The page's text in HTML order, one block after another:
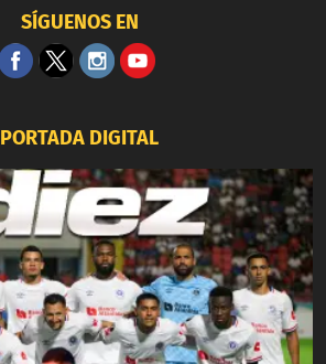
SÍGUENOS EN
PORTADA DIGITAL